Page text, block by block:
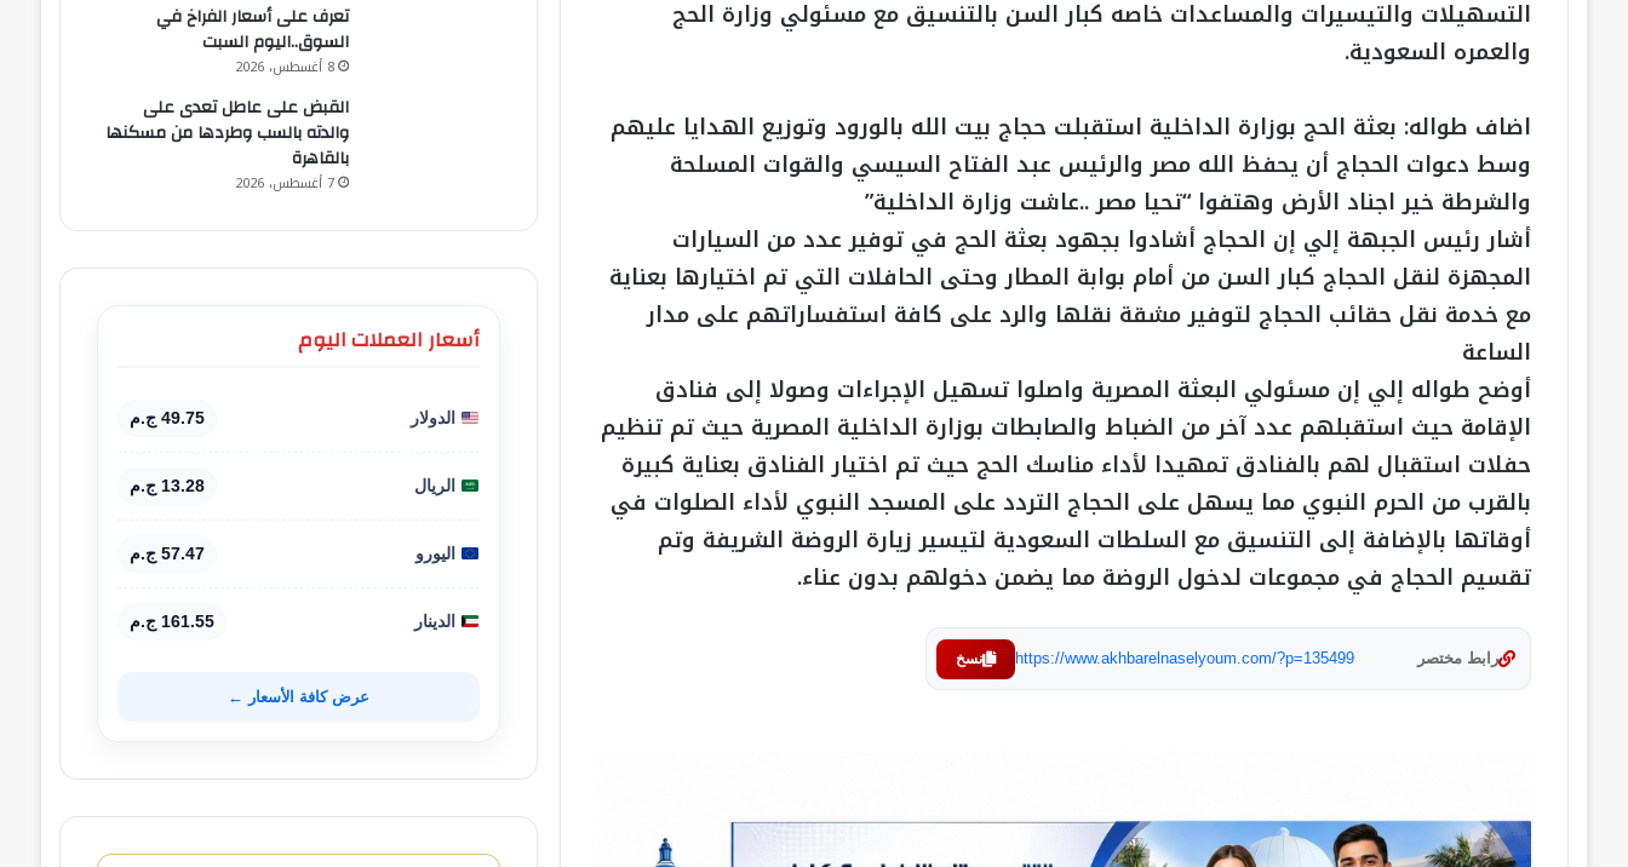
التسهيلات والتيسيرات والمساعدات خاصه كبار السن بالتنسيق مع مسئولي وزارة الحج
والعمره السعودية.
اضاف طواله: بعثة الحج بوزارة الداخلية استقبلت حجاج بيت الله بالورود وتوزيع الهدايا عليهم
وسط دعوات الحجاج أن يحفظ الله مصر والرئيس عبد الفتاح السيسي والقوات المسلحة
والشرطة خير اجناد الأرض وهتفوا “تحيا مصر ..عاشت وزارة الداخلية”
أشار رئيس الجبهة إلي إن الحجاج أشادوا بجهود بعثة الحج في توفير عدد من السيارات
المجهزة لنقل الحجاج كبار السن من أمام بوابة المطار وحتى الحافلات التي تم اختيارها بعناية
مع خدمة نقل حقائب الحجاج لتوفير مشقة نقلها والرد على كافة استفساراتهم على مدار
الساعة
أوضح طواله إلي إن مسئولي البعثة المصرية واصلوا تسهيل الإجراءات وصولا إلى فنادق
الإقامة حيث استقبلهم عدد آخر من الضباط والصابطات بوزارة الداخلية المصرية حيث تم تنظيم
حفلات استقبال لهم بالفنادق تمهيدا لأداء مناسك الحج حيث تم اختيار الفنادق بعناية كبيرة
بالقرب من الحرم النبوي مما يسهل على الحجاج التردد على المسجد النبوي لأداء الصلوات في
أوقاتها بالإضافة إلى التنسيق مع السلطات السعودية لتيسير زيارة الروضة الشريفة وتم
تقسيم الحجاج في مجموعات لدخول الروضة مما يضمن دخولهم بدون عناء.
رابط مختصر https://www.akhbarelnaselyoum.com/?p=135499 نسخ
تعرف على أسعار الفراخ في
السوق..اليوم السبت
8 أغسطس، 2026
القبض على عاطل تعدى على
والدته بالسب وطردها من مسكنها
بالقاهرة
7 أغسطس، 2026
أسعار العملات اليوم
الدولار 49.75 ج.م
الريال 13.28 ج.م
اليورو 57.47 ج.م
الدينار 161.55 ج.م
عرض كافة الأسعار ←